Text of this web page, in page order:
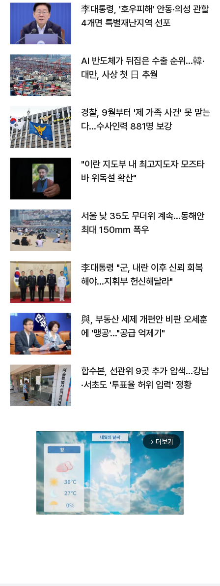
李대통령, '호우피해' 안동·의성 관할
4개면 특별재난지역 선포
AI 반도체가 뒤집은 수출 순위…韓·
대만, 사상 첫 日 추월
경찰, 9월부터 '제 가족 사건' 못 맡는
다…수사인력 881명 보강
"이란 지도부 내 최고지도자 모즈타
바 위독설 확산"
서울 낮 35도 무더위 계속…동해안
최대 150㎜ 폭우
李대통령 "군, 내란 이후 신뢰 회복
해야…지휘부 헌신해달라"
與, 부동산 세제 개편안 비판 오세훈
에 '맹공'…"공급 억제기"
합수본, 선관위 9곳 추가 압색…강남
·서초도 '투표율 허위 입력' 정황
arrow_forward_ios 더보기